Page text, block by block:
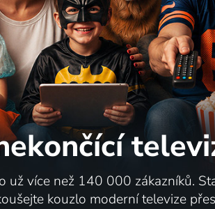
už více než 140 000 zákazníků.
kouzlo moderní televize